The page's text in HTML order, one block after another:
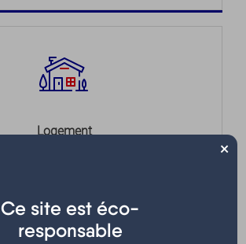
Logement
Ce site est éco-
responsable
×